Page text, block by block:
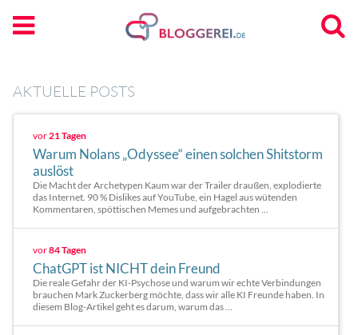
AKTUELLE POSTS
vor21 Tagen
Warum Nolans „Odyssee“ einen solchen Shitstorm
auslöst
Die Macht der Archetypen Kaum war der Trailer draußen, explodierte
das Internet. 90 % Dislikes auf YouTube, ein Hagel aus wütenden
Kommentaren, spöttischen Memes und aufgebrachten ...
vor84 Tagen
ChatGPT ist NICHT dein Freund
Die reale Gefahr der KI-Psychose und warum wir echte Verbindungen
brauchen Mark Zuckerberg möchte, dass wir alle KI Freunde haben. In
diesem Blog-Artikel geht es darum, warum das ...